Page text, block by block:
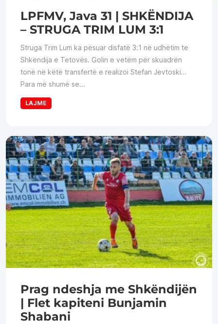
LPFMV, Java 31 | SHKËNDIJA
– STRUGA TRIM LUM 3:1
Struga Trim Lum ka pësuar disfatë 3:1 në udhëtim te
Shkëndija e Tetovës. Golin e vetëm për skuadrën
tonë në këtë transfertë e realizoi Stefan Jevtoski…
Para më shumë se...
LAJME
Prag ndeshja me Shkëndijën
| Flet kapiteni Bunjamin
Shabani